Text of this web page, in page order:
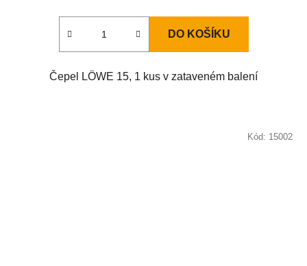
DO KOŠÍKU
Čepel LÖWE 15, 1 kus v zataveném balení
Kód: 15002